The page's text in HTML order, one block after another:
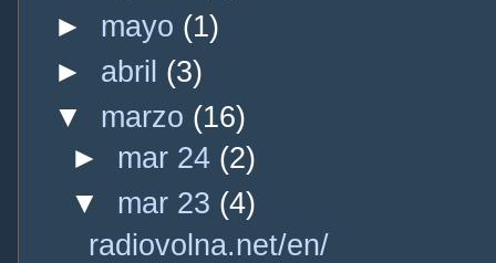
► mayo (1)
► abril (3)
▼ marzo (16)
► mar 24 (2)
▼ mar 23 (4)
radiovolna.net/en/